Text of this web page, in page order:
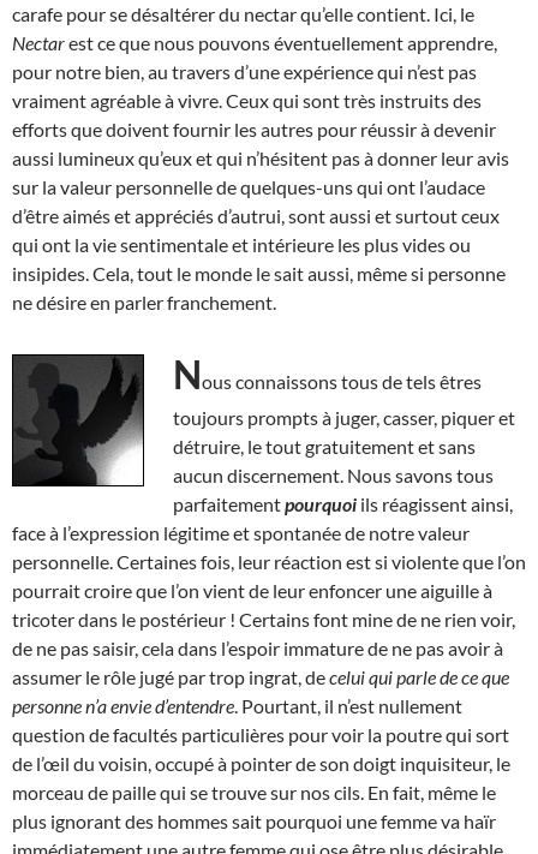
carafe pour se désaltérer du nectar qu’elle contient. Ici, le
Nectarest ce que nous pouvons éventuellement apprendre,
pour notre bien, au travers d’une expérience qui n’est pas
vraiment agréable à vivre. Ceux qui sont très instruits des
efforts que doivent fournir les autres pour réussir à devenir
aussi lumineux qu’eux et qui n’hésitent pas à donner leur avis
sur la valeur personnelle de quelques-uns qui ont l’audace
d’être aimés et appréciés d’autrui, sont aussi et surtout ceux
qui ont la vie sentimentale et intérieure les plus vides ou
insipides. Cela, tout le monde le sait aussi, même si personne
ne désire en parler franchement.
Nous connaissons tous de tels êtres
toujours prompts à juger, casser, piquer et
détruire, le tout gratuitement et sans
aucun discernement. Nous savons tous
parfaitementpourquoi ils réagissent ainsi,
face à l’expression légitime et spontanée de notre valeur
personnelle. Certaines fois, leur réaction est si violente que l’on
pourrait croire que l’on vient de leur enfoncer une aiguille à
tricoter dans le postérieur ! Certains font mine de ne rien voir,
de ne pas saisir, cela dans l’espoir immature de ne pas avoir à
assumer le rôle jugé par trop ingrat, decelui qui parle de ce que
personne n’a envie d’entendre . Pourtant, il n’est nullement
question de facultés particulières pour voir la poutre qui sort
de l’œil du voisin, occupé à pointer de son doigt inquisiteur, le
morceau de paille qui se trouve sur nos cils. En fait, même le
plus ignorant des hommes sait pourquoi une femme va haïr
immédiatement une autre femme qui ose être plus désirable